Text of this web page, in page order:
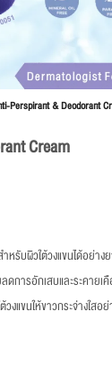
Perspirant & Deodorant
Cream
หรับผิวใต้วงแขนได้อย่า
ารอักเสบและระคายเ
แขนให้ขาวกระจ่างใสอ